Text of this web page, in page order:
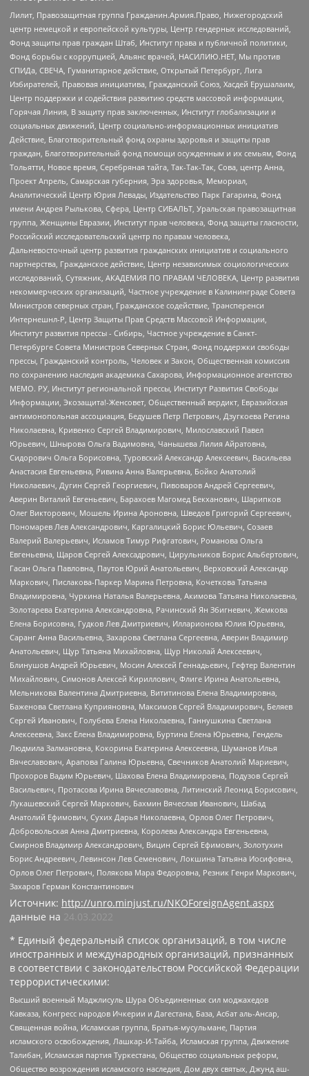
Лилит, Правозащитная группа Гражданин.Армия.Право, Нижегородский
центр немецкой и европейской культуры, Центр гендерных исследований,
Фонд защиты прав граждан Штаб, Институт права и публичной политики,
Фонд борьбы с коррупцией, Альянс врачей, НАСИЛИЮ.НЕТ, Мы против
СПИДа, СВЕЧА, Гуманитарное действие, Открытый Петербург, Лига
Избирателей, Правовая инициатива, Гражданский Союз, Хасдей Ерушалаим,
Центр поддержки и содействия развитию средств массовой информации,
Горячая Линия, В защиту прав заключенных, Институт глобализации и
социальных движений, Центр социально-информационных инициатив
Действие, Благотворительный фонд охраны здоровья и защиты прав
граждан, Благотворительный фонд помощи осужденным и их семьям, Фонд
Тольятти, Новое время, Серебряная тайга, Так-Так-Так, Сова, центр Анна,
Проект Апрель, Самарская губерния, Эра здоровья, Мемориал,
Аналитический Центр Юрия Левады, Издательство Парк Гагарина, Фонд
имени Андрея Рылькова, Сфера, Центр СИБАЛЬТ, Уральская правозащитная
группа, Женщины Евразии, Институт прав человека, Фонд защиты гласности,
Российский исследовательский центр по правам человека,
Дальневосточный центр развития гражданских инициатив и социального
партнерства, Гражданское действие, Центр независимых социологических
исследований, Сутяжник, АКАДЕМИЯ ПО ПРАВАМ ЧЕЛОВЕКА, Центр развития
некоммерческих организаций, Частное учреждение в Калининграде Совета
Министров северных стран, Гражданское содействие, Трансперенси
Интернешнл-Р, Центр Защиты Прав Средств Массовой Информации,
Институт развития прессы - Сибирь, Частное учреждение в Санкт-
Петербурге Совета Министров Северных Стран, Фонд поддержки свободы
прессы, Гражданский контроль, Человек и Закон, Общественная комиссия
по сохранению наследия академика Сахарова, Информационное агентство
МЕМО. РУ, Институт региональной прессы, Институт Развития Свободы
Информации, Экозащита!-Женсовет, Общественный вердикт, Евразийская
антимонопольная ассоциация, Бедушев Петр Петрович, Дзугкоева Регина
Николаевна, Кривенко Сергей Владимирович, Милославский Павел
Юрьевич, Шнырова Ольга Вадимовна, Чанышева Лилия Айратовна,
Сидорович Ольга Борисовна, Туровский Александр Алексеевич, Васильева
Анастасия Евгеньевна, Ривина Анна Валерьевна, Бойко Анатолий
Николаевич, Дугин Сергей Георгиевич, Пивоваров Андрей Сергеевич,
Аверин Виталий Евгеньевич, Барахоев Магомед Бекханович, Шарипков
Олег Викторович, Мошель Ирина Ароновна, Шведов Григорий Сергеевич,
Пономарев Лев Александрович, Каргалицкий Борис Юльевич, Созаев
Валерий Валерьевич, Исламов Тимур Рифгатович, Романова Ольга
Евгеньевна, Щаров Сергей Алексадрович, Цирульников Борис Альбертович,
Гасан Ольга Павловна, Паутов Юрий Анатольевич, Верховский Александр
Маркович, Пислакова-Паркер Марина Петровна, Кочеткова Татьяна
Владимировна, Чуркина Наталья Валерьевна, Акимова Татьяна Николаевна,
Золотарева Екатерина Александровна, Рачинский Ян Збигневич, Жемкова
Елена Борисовна, Гудков Лев Дмитриевич, Илларионова Юлия Юрьевна,
Саранг Анна Васильевна, Захарова Светлана Сергеевна, Аверин Владимир
Анатольевич, Щур Татьяна Михайловна, Щур Николай Алексеевич,
Блинушов Андрей Юрьевич, Мосин Алексей Геннадьевич, Гефтер Валентин
Михайлович, Симонов Алексей Кириллович, Флиге Ирина Анатольевна,
Мельникова Валентина Дмитриевна, Вититинова Елена Владимировна,
Баженова Светлана Куприяновна, Максимов Сергей Владимирович, Беляев
Сергей Иванович, Голубева Елена Николаевна, Ганнушкина Светлана
Алексеевна, Закс Елена Владимировна, Буртина Елена Юрьевна, Гендель
Людмила Залмановна, Кокорина Екатерина Алексеевна, Шуманов Илья
Вячеславович, Арапова Галина Юрьевна, Свечников Анатолий Мариевич,
Прохоров Вадим Юрьевич, Шахова Елена Владимировна, Подузов Сергей
Васильевич, Протасова Ирина Вячеславовна, Литинский Леонид Борисович,
Лукашевский Сергей Маркович, Бахмин Вячеслав Иванович, Шабад
Анатолий Ефимович, Сухих Дарья Николаевна, Орлов Олег Петрович,
Добровольская Анна Дмитриевна, Королева Александра Евгеньевна,
Смирнов Владимир Александрович, Вицин Сергей Ефимович, Золотухин
Борис Андреевич, Левинсон Лев Семенович, Локшина Татьяна Иосифовна,
Орлов Олег Петрович, Полякова Мара Федоровна, Резник Генри Маркович,
Захаров Герман Константинович
Источник: http://unro.minjust.ru/NKOForeignAgent.aspx
данные на 24.03.2022
* Единый федеральный список организаций, в том числе
иностранных и международных организаций, признанных
в соответствии с законодательством Российской Федерации
террористическими:
Высший военный Маджлисуль Шура Объединенных сил моджахедов
Кавказа, Конгресс народов Ичкерии и Дагестана, База, Асбат аль-Ансар,
Священная война, Исламская группа, Братья-мусульмане, Партия
исламского освобождения, Лашкар-И-Тайба, Исламская группа, Движение
Талибан, Исламская партия Туркестана, Общество социальных реформ,
Общество возрождения исламского наследия, Дом двух святых, Джунд аш-